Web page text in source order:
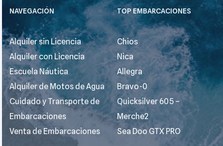
NAVEGACIÓN
Alquiler sin Licencia
Alquiler con Licencia
Escuela Náutica
Alquiler de Motos de Agua
Cuidado y Transporte de
Embarcaciones
Venta de Embarcaciones
TOP EMBARCACIONES
Chios
Nica
Allegra
Bravo-0
Quicksilver 605 –
Merche2
Sea Doo GTX PRO